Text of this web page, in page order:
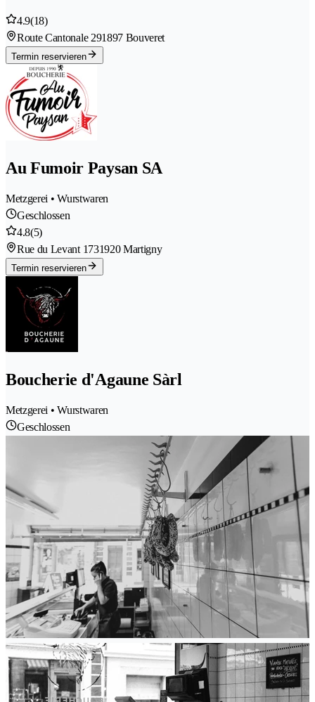
4.9(18)
Route Cantonale 291897 Bouveret
Termin reservieren
Au Fumoir Paysan SA
Metzgerei • Wurstwaren
Geschlossen
4.8(5)
Rue du Levant 1731920 Martigny
Termin reservieren
Boucherie d'Agaune Sàrl
Metzgerei • Wurstwaren
Geschlossen